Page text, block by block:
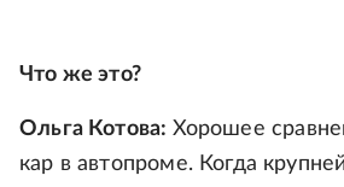
Что же это?
Ольга Котова: Хорошее
кар в автопроме. Когда